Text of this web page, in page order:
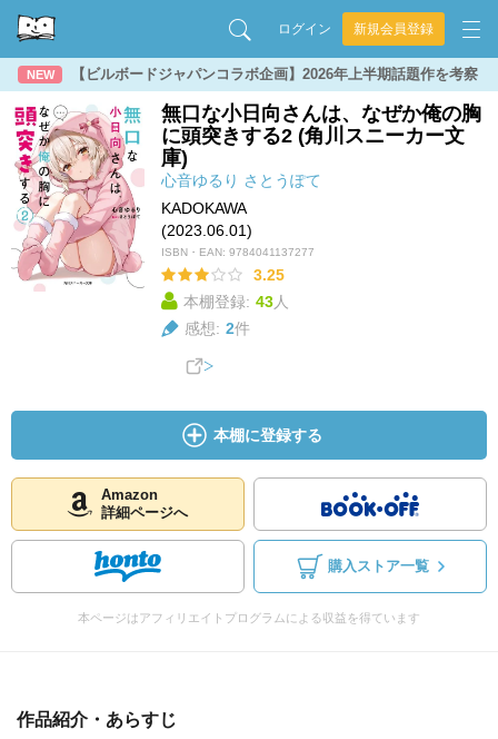
ログイン 新規会員登録
NEW 【ビルボードジャパンコラボ企画】2026年上半期話題作を考察
無口な小日向さんは、なぜか俺の胸
に頭突きする2 (角川スニーカー文
庫)
心音ゆるり さとうぽて
KADOKAWA
(2023.06.01)
ISBN・EAN: 9784041137277
3.25
本棚登録: 43人
感想: 2件
本棚に登録する
Amazon
詳細ページへ
購入ストア一覧
本ページはアフィリエイトプログラムによる収益を得ています
作品紹介・あらすじ